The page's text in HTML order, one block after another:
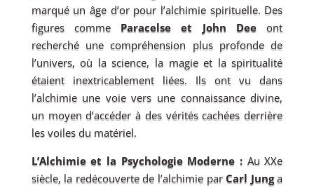
marqué un âge d’or pour l’alchimie spirituelle. Des
figures comme Paracelse et John Deeont
recherché une compréhension plus profonde de
l’univers, où la science, la magie et la spiritualité
étaient inextricablement liées. Ils ont vu dans
l’alchimie une voie vers une connaissance divine,
un moyen d’accéder à des vérités cachées derrière
les voiles du matériel.
L’Alchimie et la Psychologie Moderne :Au XXe
siècle, la redécouverte de l’alchimie parCarl Junga